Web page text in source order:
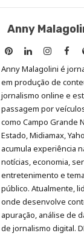
Anny
Anny
Malagolini
no
Pinterest
Anny
Malagolini
no
LinkedIn
Anny
no
no
Anny Malagolini é
em produção de
jornalismo online e
passagem por
como Campo Grande
Estado, Midiamax,
acumula experiência
notícias, economia,
entretenimento e
público. Atualmente,
onde desenvolve
apuração, análise de
de jornalismo digital.